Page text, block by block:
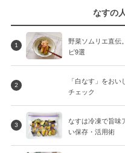
なすの
1
野菜ソムリエ直伝
ピ9選
2
「白なす」をお
チェック
3
なすは冷凍で旨味
い保存・活用術